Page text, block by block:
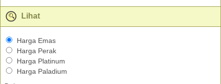
Lihat
Harga Emas
Harga Perak
Harga Platinum
Harga Paladium